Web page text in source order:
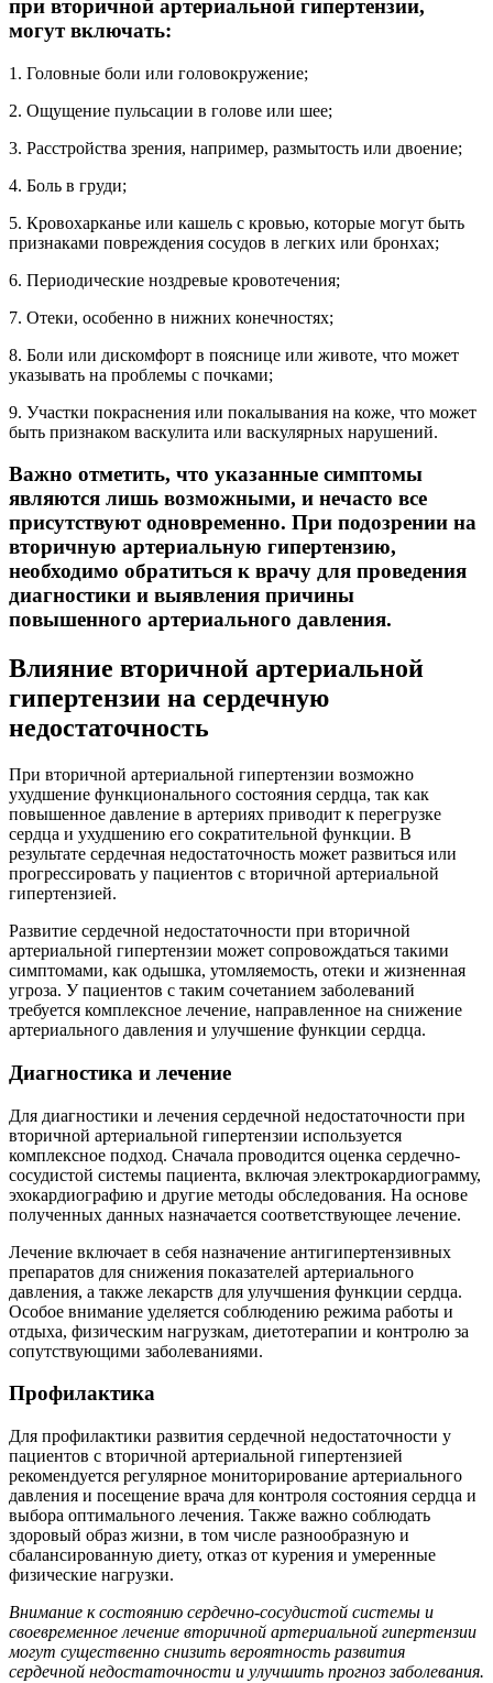
при вторичной артериальной гипертензии,
могут включать:
1. Головные боли или головокружение;
2. Ощущение пульсации в голове или шее;
3. Расстройства зрения, например, размытость или двоение;
4. Боль в груди;
5. Кровохарканье или кашель с кровью, которые могут быть
признаками повреждения сосудов в легких или бронхах;
6. Периодические ноздревые кровотечения;
7. Отеки, особенно в нижних конечностях;
8. Боли или дискомфорт в пояснице или животе, что может
указывать на проблемы с почками;
9. Участки покраснения или покалывания на коже, что может
быть признаком васкулита или васкулярных нарушений.
Важно отметить, что указанные симптомы
являются лишь возможными, и нечасто все
присутствуют одновременно. При подозрении на
вторичную артериальную гипертензию,
необходимо обратиться к врачу для проведения
диагностики и выявления причины
повышенного артериального давления.
Влияние вторичной артериальной
гипертензии на сердечную
недостаточность
При вторичной артериальной гипертензии возможно
ухудшение функционального состояния сердца, так как
повышенное давление в артериях приводит к перегрузке
сердца и ухудшению его сократительной функции. В
результате сердечная недостаточность может развиться или
прогрессировать у пациентов с вторичной артериальной
гипертензией.
Развитие сердечной недостаточности при вторичной
артериальной гипертензии может сопровождаться такими
симптомами, как одышка, утомляемость, отеки и жизненная
угроза. У пациентов с таким сочетанием заболеваний
требуется комплексное лечение, направленное на снижение
артериального давления и улучшение функции сердца.
Диагностика и лечение
Для диагностики и лечения сердечной недостаточности при
вторичной артериальной гипертензии используется
комплексное подход. Сначала проводится оценка сердечно-
сосудистой системы пациента, включая электрокардиограмму,
эхокардиографию и другие методы обследования. На основе
полученных данных назначается соответствующее лечение.
Лечение включает в себя назначение антигипертензивных
препаратов для снижения показателей артериального
давления, а также лекарств для улучшения функции сердца.
Особое внимание уделяется соблюдению режима работы и
отдыха, физическим нагрузкам, диетотерапии и контролю за
сопутствующими заболеваниями.
Профилактика
Для профилактики развития сердечной недостаточности у
пациентов с вторичной артериальной гипертензией
рекомендуется регулярное мониторирование артериального
давления и посещение врача для контроля состояния сердца и
выбора оптимального лечения. Также важно соблюдать
здоровый образ жизни, в том числе разнообразную и
сбалансированную диету, отказ от курения и умеренные
физические нагрузки.
Внимание к состоянию сердечно-сосудистой системы и
своевременное лечение вторичной артериальной гипертензии
могут существенно снизить вероятность развития
сердечной недостаточности и улучшить прогноз заболевания.